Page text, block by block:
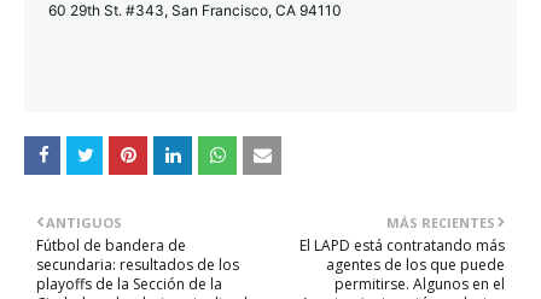
60 29th St. #343, San Francisco, CA 94110
MÁS RECIENTES
El LAPD está contratando más
agentes de los que puede
permitirse. Algunos en el
ANTIGUOS
Fútbol de bandera de
secundaria: resultados de los
playoffs de la Sección de la